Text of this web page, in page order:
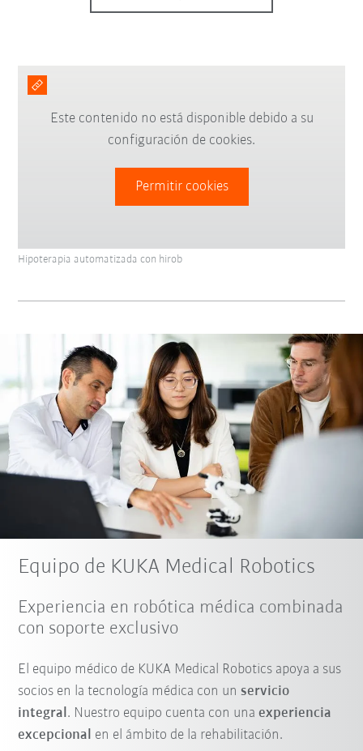
Este contenido no está disponible debido a su
configuración de cookies.
Permitir cookies
Hipoterapia automatizada con hirob
Equipo de KUKA Medical Robotics
Experiencia en robótica médica combinada
con soporte exclusivo
El equipo médico de KUKA Medical Robotics apoya a sus
socios en la tecnología médica con un servicio
integral. Nuestro equipo cuenta con unaexperiencia
excepcional en el ámbito de la rehabilitación.